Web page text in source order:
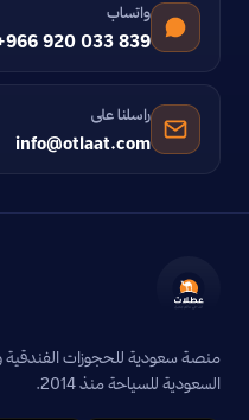
واتساب
920 033 839
راسلنا على
info@otlaat.com
منصة سعودية للحجوزات
السعودية للسياحة منذ 2014.